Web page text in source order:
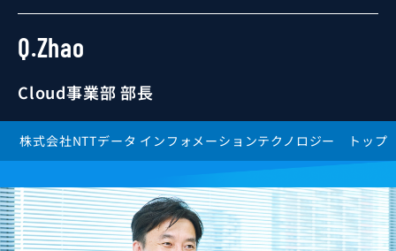
技術SE
Q.Zhao
Cloud事業部 部長
株式会社NTTデータ インフォメーションテクノロジー トップ